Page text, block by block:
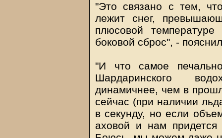
"Это связано с тем,
лежит снег,
плюсовой
боковой сброс", -
"И что самое
Шардаринского
динамичнее, чем в
сейчас (при наличии
в секунду, но если
аховой и нам